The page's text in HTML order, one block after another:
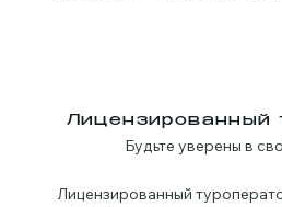
Лицензированный
Будьте уверены в
Лицензированный